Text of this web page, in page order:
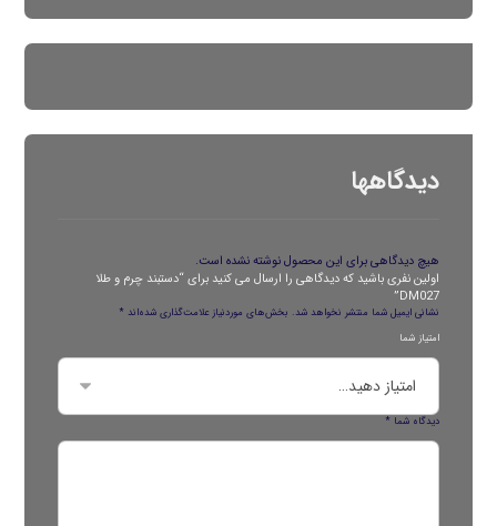
دیدگاهها
هیچ دیدگاهی برای این محصول نوشته نشده است.
اولین نفری باشید که دیدگاهی را ارسال می کنید برای “دستبند چرم و طلا
DM027”
نشانی ایمیل شما منتشر نخواهد شد. بخش‌های موردنیاز علامت‌گذاری شده‌اند*
امتیاز شما
دیدگاه شما*